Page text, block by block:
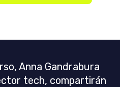
Anna Gandrabura
tech, compartirán